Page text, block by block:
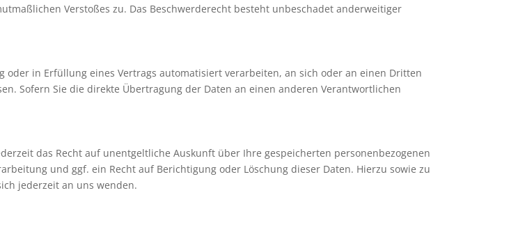
Verstoßes zu. Das Beschwerderecht besteht unbeschadet anderweitiger
oder in Erfüllung eines Vertrags automatisiert verarbeiten, an sich oder an einen Dritten
Sofern Sie die direkte Übertragung der Daten an einen anderen Verantwortlichen
das Recht auf unentgeltliche Auskunft über Ihre gespeicherten personenbezogenen
und ggf. ein Recht auf Berichtigung oder Löschung dieser Daten. Hierzu sowie zu
jederzeit an uns wenden.